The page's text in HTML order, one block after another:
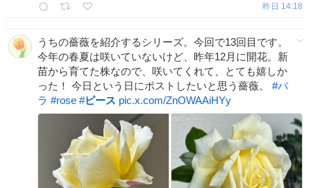
昨日 14:18
うちの薔薇を紹介するシリーズ。今回で13回目です。
今年の春夏は咲いていないけど、昨年12月に開花。新
苗から育てた株なので、咲いてくれて、とても嬉しか
った！ 今日という日にポストしたいと思う薔薇。 #バ
ラ #rose #ピース pic.x.com/ZnOWAAiHYy